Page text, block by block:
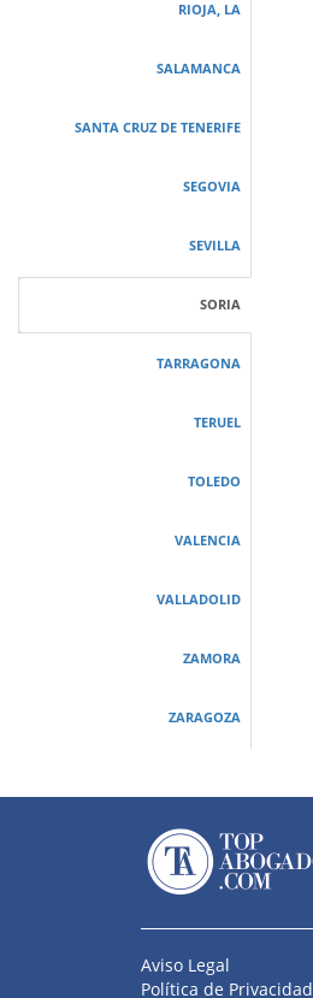
RIOJA, LA
SALAMANCA
SANTA CRUZ DE TENERIFE
SEGOVIA
SEVILLA
SORIA
TARRAGONA
TERUEL
TOLEDO
VALENCIA
VALLADOLID
ZAMORA
ZARAGOZA
Aviso Legal
Política de Privacidad